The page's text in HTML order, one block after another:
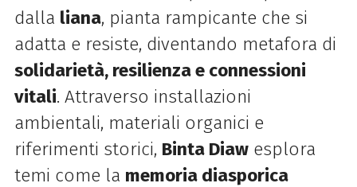
dalla liana, pianta rampicante che si
adatta e resiste, diventando metafora di
solidarietà, resilienza e connessioni
vitali. Attraverso installazioni
ambientali, materiali organici e
riferimenti storici, Binta Diawesplora
temi come la memoria diasporica